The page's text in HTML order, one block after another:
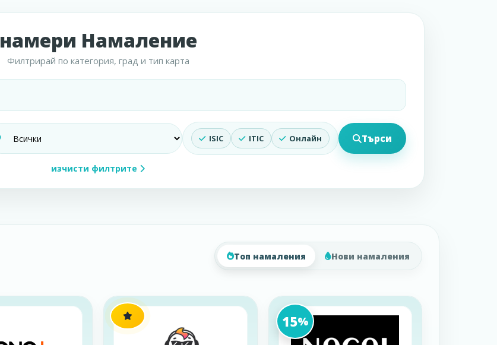
намери Намаление
Филтрирай по категория, град и тип карта
ISIC ITIC Онлайн Търси
изчисти филтрите
Топ намаления Нови намаления
15%